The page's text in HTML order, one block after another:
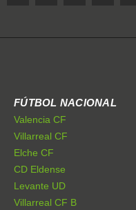
FÚTBOL NACIONAL
Valencia CF
Villarreal CF
Elche CF
CD Eldense
Levante UD
Villarreal CF B